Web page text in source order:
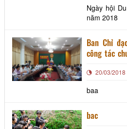
Ngày hội
năm 2018
Ban Chỉ
công tác
20/03/2018
baa
bac